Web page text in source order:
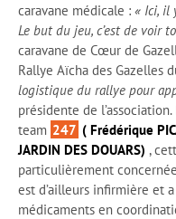
caravane médicale : « Ici, il
Le but du jeu, c’est de voir
caravane de Cœur de
Rallye Aïcha des Gazelles
logistique du rallye pour
présidente de
team 247 ( Frédérique
JARDIN DES DOUARS) ,
particulièrement
est d’ailleurs infirmière et
médicaments en